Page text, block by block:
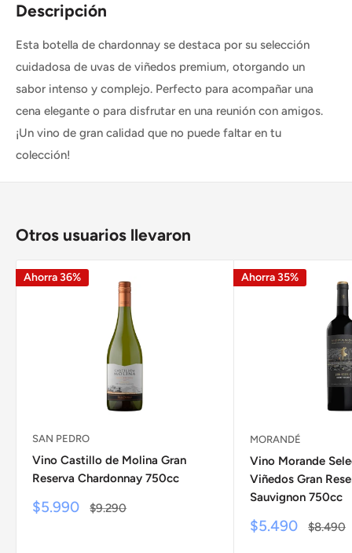
Descripción
Esta botella de chardonnay se destaca por su selección
cuidadosa de uvas de viñedos premium, otorgando un
sabor intenso y complejo. Perfecto para acompañar una
cena elegante o para disfrutar en una reunión con amigos.
¡Un vino de gran calidad que no puede faltar en tu
colección!
Otros usuarios llevaron
Ahorra 36%
SAN PEDRO
Vino Castillo de Molina Gran
Reserva Chardonnay 750cc
Precio
$5.990
Precio
$9.290
Ahorra 35%
MORANDÉ
Vino Morande
Viñedos Gran
Sauvignon 750cc
Precio
$5.490
Precio
$8.490